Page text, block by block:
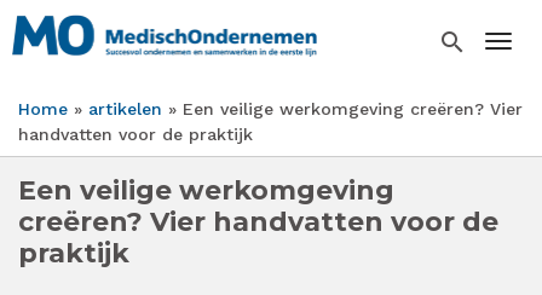
Overslaan
en
inhoud
gaan
search
Kruimelpad
Home artikelen
Een veilige werkomgeving creëren? Vier
handvatten voor de praktijk
Een veilige werkomgeving
creëren? Vier handvatten voor de
praktijk